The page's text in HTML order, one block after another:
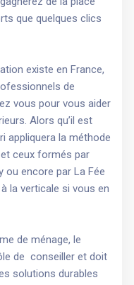
que quelques clics
existe en France,
de
vous pour vous aider
Alors qu’il est
appliquera la méthode
ceux formés par
ou encore par La Fée
la verticale si vous en
de ménage, le
de conseiller et doit
solutions durables